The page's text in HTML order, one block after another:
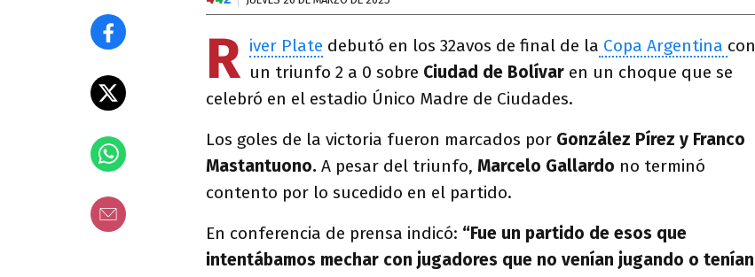
R iver Plate debutó en los 32avos de final de la Copa Argentina con
un triunfo 2 a 0 sobre Ciudad de Bolívar en un choque que se
celebró en el estadio Único Madre de Ciudades.
Los goles de la victoria fueron marcados por González Pírez y Franco
Mastantuono. A pesar del triunfo, Marcelo Gallardo no terminó
contento por lo sucedido en el partido.
En conferencia de prensa indicó: “Fue un partido de esos que
intentábamos mechar con jugadores que no venían jugando o tenían